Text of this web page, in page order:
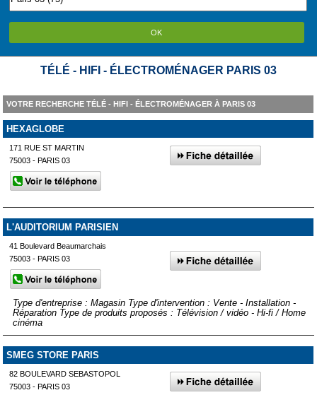
OK
TÉLÉ - HIFI - ÉLECTROMÉNAGER PARIS 03
VOTRE RECHERCHE TÉLÉ - HIFI - ÉLECTROMÉNAGER À PARIS 03
HEXAGLOBE
171 RUE ST MARTIN
75003 - PARIS 03
L'AUDITORIUM PARISIEN
41 Boulevard Beaumarchais
75003 - PARIS 03
Type d'entreprise : Magasin Type d'intervention : Vente - Installation -
Réparation Type de produits proposés : Télévision / vidéo - Hi-fi / Home
cinéma
SMEG STORE PARIS
82 BOULEVARD SEBASTOPOL
75003 - PARIS 03